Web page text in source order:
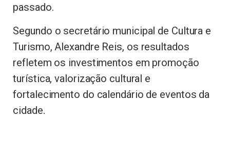
passado.
Segundo o secretário municipal de Cultura e
Turismo, Alexandre Reis, os resultados
refletem os investimentos em promoção
turística, valorização cultural e
fortalecimento do calendário de eventos da
cidade.